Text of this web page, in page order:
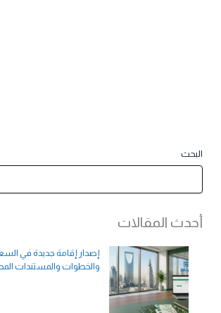
البحث
أحدث المقالات
إصدار إقامة جديدة في
والخطوات والمستندات